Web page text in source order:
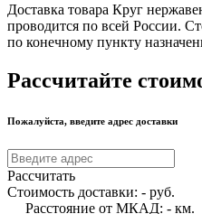
Доставка товара Круг
проводится по всей России.
по конечному пункту
Рассчитайте
Пожалуйста, введите адрес доставки
Рассчитать
Стоимость доставки: - руб.
Расстояние от МКАД: - км.